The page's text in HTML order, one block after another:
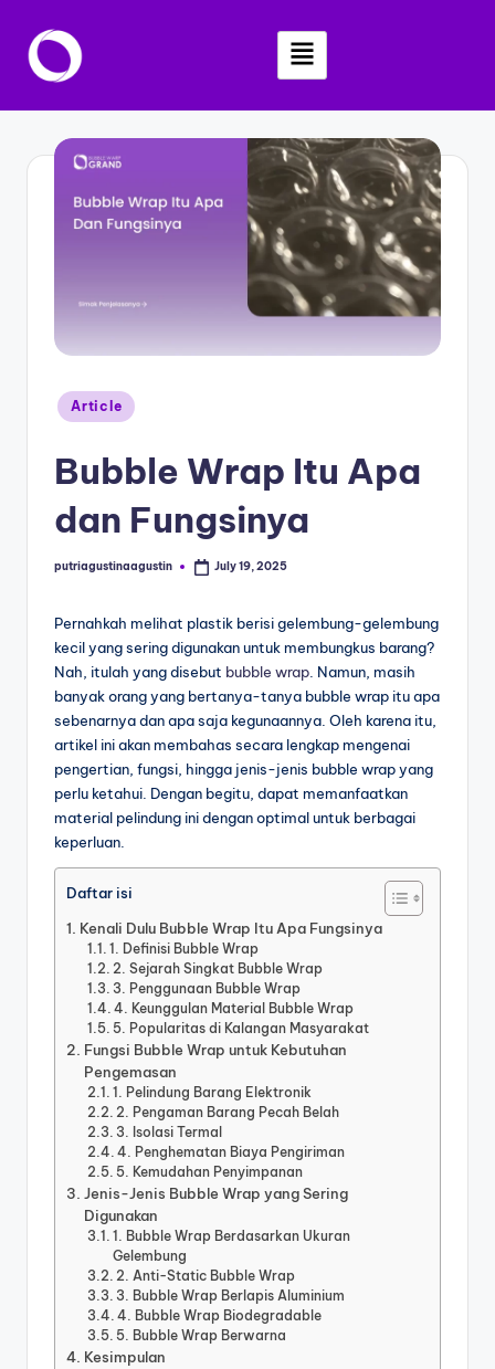
Skip
Article
Bubble Wrap Itu Apa
dan Fungsinya
putriagustinaagustin July 19, 2025
Pernahkah melihat plastik berisi gelembung-gelembung
kecil yang sering digunakan untuk membungkus barang?
Nah, itulah yang disebut bubble wrap . Namun, masih
banyak orang yang bertanya-tanya bubble wrap itu apa
sebenarnya dan apa saja kegunaannya. Oleh karena itu,
artikel ini akan membahas secara lengkap mengenai
pengertian, fungsi, hingga jenis-jenis bubble wrap yang
perlu ketahui. Dengan begitu, dapat memanfaatkan
material pelindung ini dengan optimal untuk berbagai
keperluan.
Daftar isi
Kenali Dulu Bubble Wrap Itu Apa Fungsinya
1. Definisi Bubble Wrap
2. Sejarah Singkat Bubble Wrap
3. Penggunaan Bubble Wrap
4. Keunggulan Material Bubble Wrap
5. Popularitas di Kalangan Masyarakat
Fungsi Bubble Wrap untuk Kebutuhan
Pengemasan
1. Pelindung Barang Elektronik
2. Pengaman Barang Pecah Belah
3. Isolasi Termal
4. Penghematan Biaya Pengiriman
5. Kemudahan Penyimpanan
Jenis-Jenis Bubble Wrap yang Sering
Digunakan
1. Bubble Wrap Berdasarkan Ukuran
Gelembung
2. Anti-Static Bubble Wrap
3. Bubble Wrap Berlapis Aluminium
4. Bubble Wrap Biodegradable
5. Bubble Wrap Berwarna
Kesimpulan